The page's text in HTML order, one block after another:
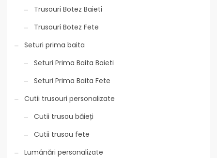
Trusouri Botez Baieti
Trusouri Botez Fete
Seturi prima baita
Seturi Prima Baita Baieti
Seturi Prima Baita Fete
Cutii trusouri personalizate
Cutii trusou băieți
Cutii trusou fete
Lumânări personalizate